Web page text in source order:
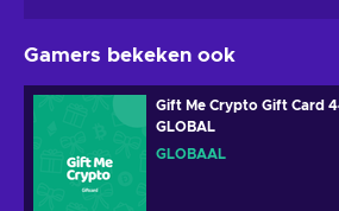
Gamers bekeken ook
Gift Me Crypto Gift Card
GLOBAL
GLOBAAL